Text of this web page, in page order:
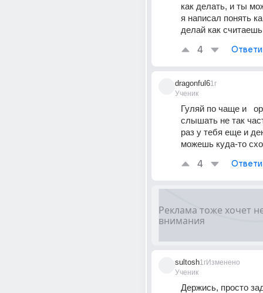
как делать, и ты
я написал понять
делай как
4
dragonful6
Ученик
1г
Гуляй по чаще и
слышать не так
раз у тебя еще и
можешь куда-то
4
sultosh
Ученик
1гИзменено
Держись, просто